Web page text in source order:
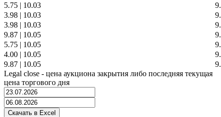
5.75 | 10.03
3.98 | 10.03
3.98 | 10.03
9.87 | 10.05
5.75 | 10.05
4.00 | 10.05
9.87 | 10.05
Legal close - цена аукциона закрытия либо последняя текущая
цена торгового дня